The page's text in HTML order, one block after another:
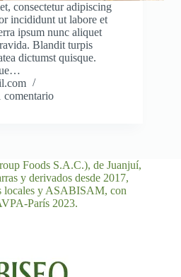
consectetur adipiscing
incididunt ut labore et
ipsum nunc aliquet
Blandit turpis
dictumst quisque.
comentario
Foods S.A.C.), de Juanjuí,
y derivados desde 2017,
locales y ASABISAM, con
París 2023.